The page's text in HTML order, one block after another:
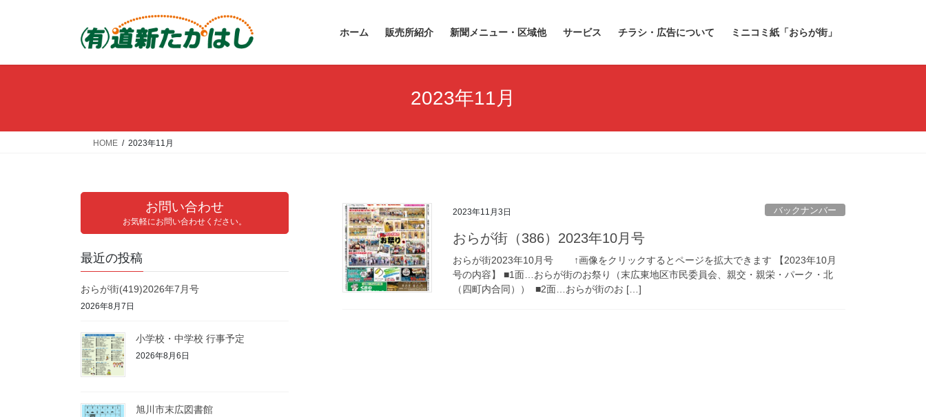
ホーム 販売所紹介 新聞メニュー・区域他 サービス チラシ・広告について ミニコミ紙「おらが街」
2023年11月
HOME 2023年11月
2023年11月3日 バックナンバー
おらが街（386）2023年10月号
おらが街2023年10月号 ↑画像をクリックするとページを拡大できます 【2023年10月
号の内容】 ■1面…おらが街のお祭り（末広東地区市民委員会、親交・親栄・パーク・北
（四町内合同）） ■2面…おらが街のお […]
お問い合わせ
お気軽にお問い合わせください。
最近の投稿
おらが街(419)2026年7月号
2026年8月7日
小学校・中学校 行事予定
2026年8月6日
旭川市末広図書館